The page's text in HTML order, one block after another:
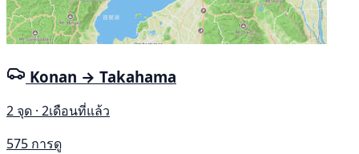
Konan → Takahama
2 จุด · 2เดือนที่แล้ว
575 การดู